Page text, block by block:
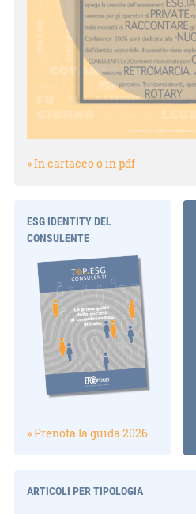
» In cartaceo o in pdf
ESG IDENTITY DEL
CONSULENTE
» Prenota la guida 2026
ARTICOLI PER TIPOLOGIA